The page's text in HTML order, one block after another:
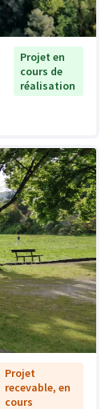
Projet en
cours de
réalisation
Projet
recevable, en
cours